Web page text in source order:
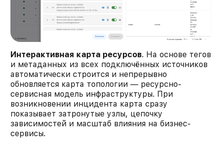
Интерактивная карта ресурсов. На основе тегов
и метаданных из всех подключённых источников
автоматически строится и непрерывно
обновляется карта топологии — ресурсно-
сервисная модель инфраструктуры. При
возникновении инцидента карта сразу
показывает затронутые узлы, цепочку
зависимостей и масштаб влияния на бизнес-
сервисы.